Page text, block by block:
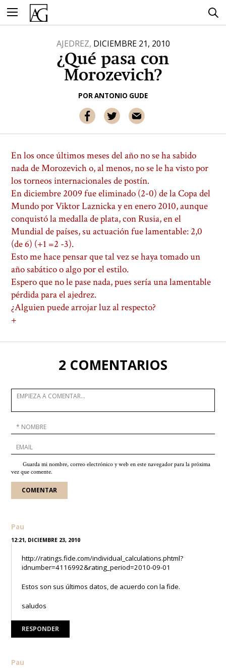
contenido
AJEDREZ, DICIEMBRE 21, 2010
¿Qué pasa con
Morozevich?
PORANTONIO GUDE
En los once últimos meses del año no se ha sabido
nada de Morozevich o, al menos, no se le ha visto por
los torneos internacionales de postín.
En diciembre 2009 fue eliminado (2-0) de la Copa del
Mundo por Viktor Laznicka y en enero 2010, aunque
conquistó la medalla de plata, con Rusia, en el
Mundial de países, su actuación fue lamentable: 2,0
(de 6) (+1 =2 -3).
Esto me hace pensar que tal vez se haya tomado un
año sabático o algo por el estilo.
Espero que no le pase nada, pues sería una lamentable
pérdida para el ajedrez.
¿Alguien puede arrojar luz al respecto?
+
2 COMENTARIOS
Guarda mi nombre, correo electrónico y web en este navegador para la próxima
vez que comente.
Pau
12:21, DICIEMBRE 23, 2010
http://ratings.fide.com/individual_calculations.phtml?
idnumber=4116992&rating_period=2010-09-01
Estos son sus últimos datos, de acuerdo con la fide.
saludos
RESPONDER
Pau